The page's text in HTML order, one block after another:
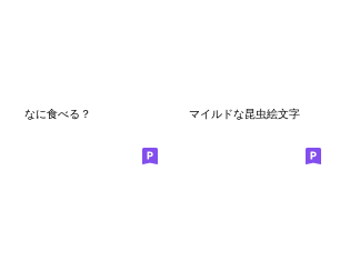
なに食べる？ マイルドな昆虫絵文字